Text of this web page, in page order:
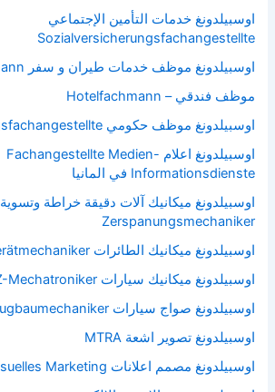
اوسبيلدونغ خدمات التأمين الإجتماعي
Sozialversicherungsfachangestellte
اوسبيلدونغ موظف خدمات طيران و سفر Luftverkehrskaumann
موظف فندقي – Hotelfachmann
اوسبيلدونغ موظف حكومي Verwaltungsfachangestellte
اوسبيلدونغ اعلام Fachangestellte Medien-
Informationsdienste في المانيا
اوسبيلدونغ ميكانيك آلات دقيقة خراطة وتسوية
Zerspanungsmechaniker
اوسبيلدونغ ميكانيك الطائرات Fluggerätmechaniker
اوسبيلدونغ ميكانيك سيارات KFZ-Mechatroniker
اوسبيلدونغ صواج سيارات Fahrzeugbaumechaniker
اوسبيلدونغ تصوير اشعة MTRA
اوسبيلدونغ مصمم اعلانات Gestalter visuelles Marketing